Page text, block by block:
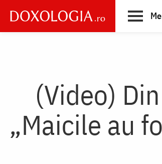
main
(Video)
„Maicile au